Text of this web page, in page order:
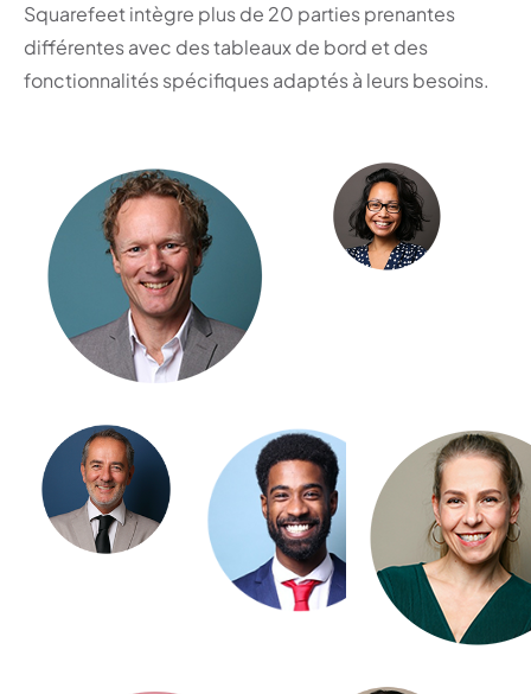
Squarefeet intègre plus de 20 parties prenantes
différentes avec des tableaux de bord et des
fonctionnalités spécifiques adaptés à leurs besoins.